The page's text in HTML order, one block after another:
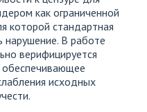
как ограниченной
которой стандартная
В работе
верифицируется
обеспечивающее
исходных